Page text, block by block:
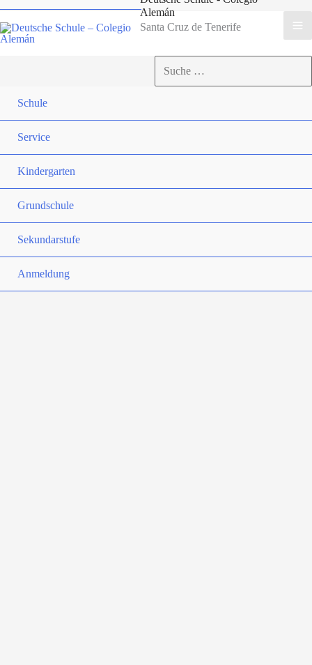
Alemán
Santa Cruz de Tenerife
Suchen
nach:
Schule
Service
Kindergarten
Grundschule
Sekundarstufe
Anmeldung